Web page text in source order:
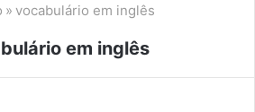
» vocabulário em inglês
em inglês